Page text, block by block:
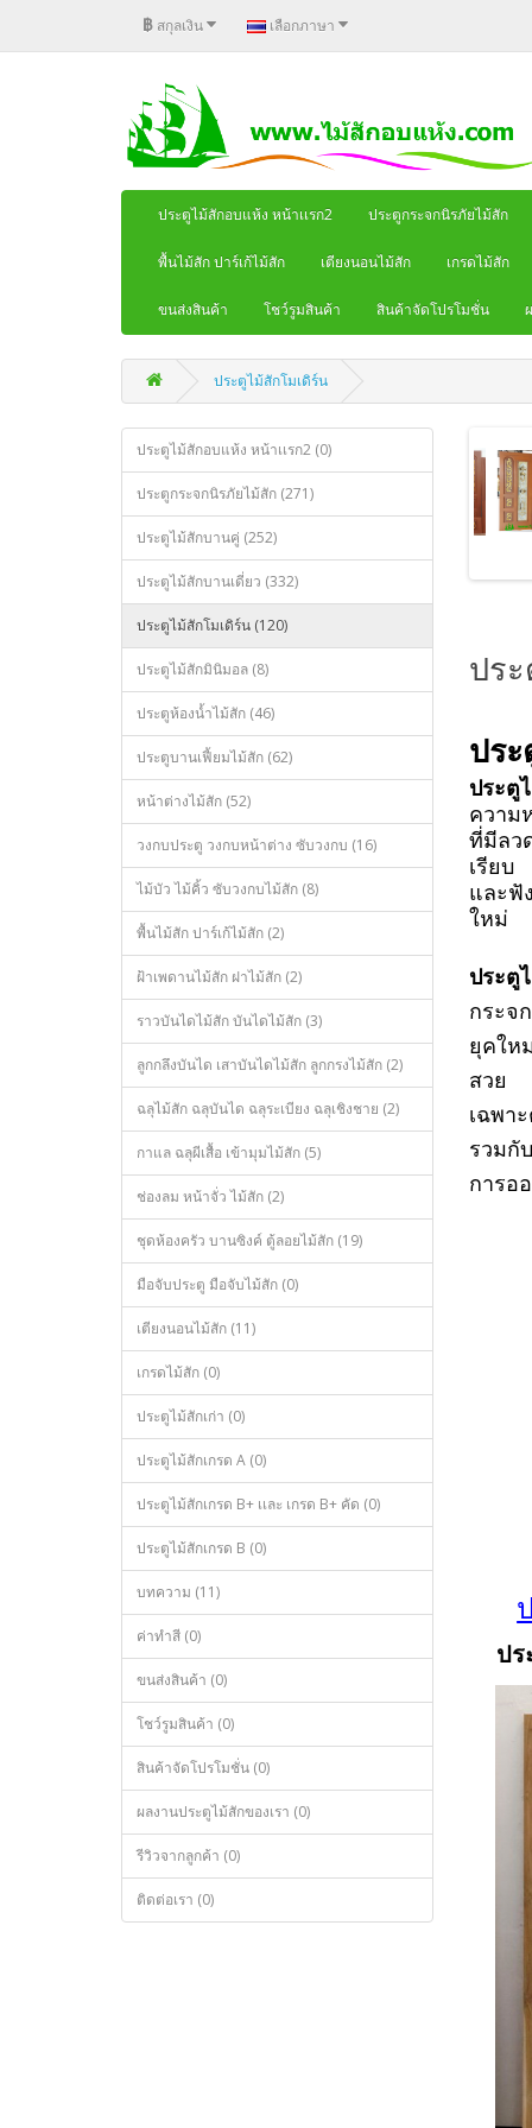
฿ สกุลเงิน เลือกภาษา
ประตูไม้สักอบแห้ง หน้าเเรก2 ประตูกระจกนิรภัยไม้สัก
พื้นไม้สัก ปาร์เก้ไม้สัก เตียงนอนไม้สัก เกรดไม้สัก
ขนส่งสินค้า โชว์รูมสินค้า สินค้าจัดโปรโมชั่น
ประตูไม้สักโมเดิร์น
ประตูไม้สักอบแห้ง หน้าเเรก2 (0)
ประตูกระจกนิรภัยไม้สัก (271)
ประตูไม้สักบานคู่ (252)
ประตูไม้สักบานเดี่ยว (332)
ประตูไม้สักโมเดิร์น (120)
ประตูไม้สักมินิมอล (8)
ประตูห้องน้ำไม้สัก (46)
ประตูบานเฟี้ยมไม้สัก (62)
หน้าต่างไม้สัก (52)
วงกบประตู วงกบหน้าต่าง ซับวงกบ (16)
ไม้บัว ไม้คิ้ว ซับวงกบไม้สัก (8)
พื้นไม้สัก ปาร์เก้ไม้สัก (2)
ฝ้าเพดานไม้สัก ฝาไม้สัก (2)
ราวบันไดไม้สัก บันไดไม้สัก (3)
ลูกกลึงบันได เสาบันไดไม้สัก ลูกกรงไม้สัก (2)
ฉลุไม้สัก ฉลุบันได ฉลุระเบียง ฉลุเชิงชาย (2)
กาแล ฉลุผีเสื้อ เข้ามุมไม้สัก (5)
ช่องลม หน้าจั่ว ไม้สัก (2)
ชุดห้องครัว บานซิงค์ ตู้ลอยไม้สัก (19)
มือจับประตู มือจับไม้สัก (0)
เตียงนอนไม้สัก (11)
เกรดไม้สัก (0)
ประตูไม้สักเก่า (0)
ประตูไม้สักเกรด A (0)
ประตูไม้สักเกรด B+ เเละ เกรด B+ คัด (0)
ประตูไม้สักเกรด B (0)
บทความ (11)
ค่าทำสี (0)
ขนส่งสินค้า (0)
โชว์รูมสินค้า (0)
สินค้าจัดโปรโมชั่น (0)
ผลงานประตูไม้สักของเรา (0)
รีวิวจากลูกค้า (0)
ติดต่อเรา (0)
ปร
ประ
ประตู
ความ
ที่มีลว
เรียบ
และฟั
ใหม่
ประตู
กระจ
ยุคให
สวย
เฉพา
รวมกับ
การอ
ปร